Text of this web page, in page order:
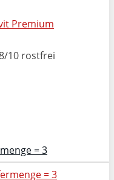
Premium
10 rostfrei
= 3